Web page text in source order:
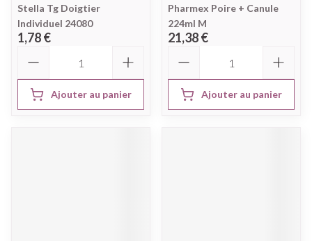
Stella Tg Doigtier
Individuel 24080
1,78 €
Ajouter au panier
Pharmex Poire + Canule
224ml M
21,38 €
Ajouter au panier